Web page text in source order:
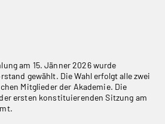
am 15. Jänner 2026 wurde
gewählt. Die Wahl erfolgt alle zwei
Mitglieder der Akademie. Die
ersten konstituierenden Sitzung am